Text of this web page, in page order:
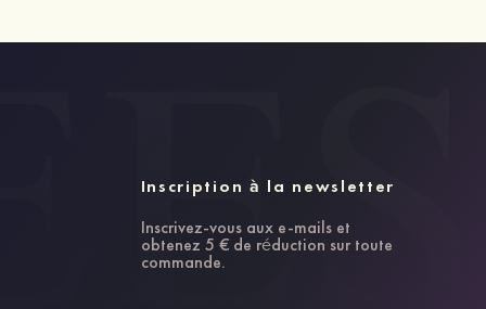
Inscription à la newsletter
Inscrivez-vous aux e-mails et
obtenez 5 € de réduction sur toute
commande.